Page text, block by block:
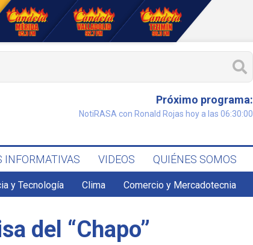
Próximo programa:
NotiRASA con Ronald Rojas hoy a las 06:30:00
INFORMATIVAS VIDEOS QUIÉNES SOMOS
y Tecnología Clima Comercio y Mercadotecnia
del “Chapo”